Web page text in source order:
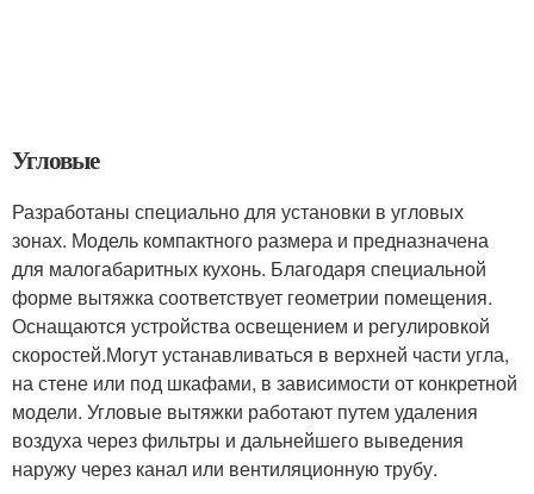
Угловые
Разработаны специально для установки в угловых
зонах. Модель компактного размера и предназначена
для малогабаритных кухонь. Благодаря специальной
форме вытяжка соответствует геометрии помещения.
Оснащаются устройства освещением и регулировкой
скоростей.Могут устанавливаться в верхней части угла,
на стене или под шкафами, в зависимости от конкретной
модели. Угловые вытяжки работают путем удаления
воздуха через фильтры и дальнейшего выведения
наружу через канал или вентиляционную трубу.